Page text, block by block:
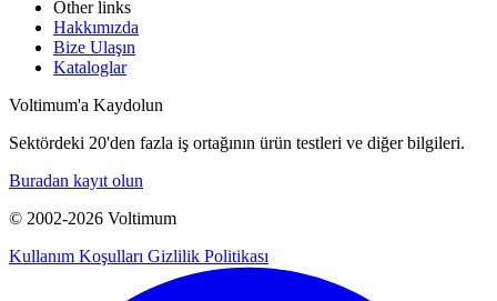
Other links
Hakkımızda
Bize Ulaşın
Kataloglar
Voltimum'a Kaydolun
Sektördeki 20'den fazla iş ortağının ürün testleri ve diğer bilgileri.
Buradan kayıt olun
© 2002-2026 Voltimum
Kullanım Koşulları Gizlilik Politikası